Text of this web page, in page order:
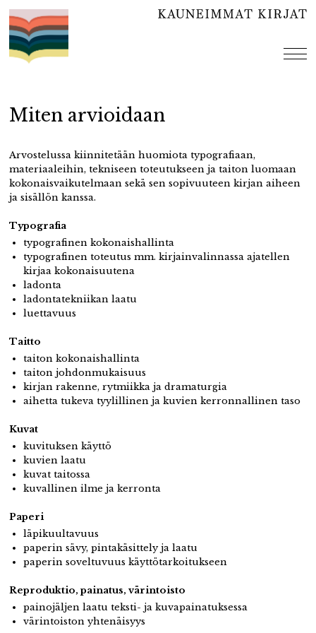
Hyppää
sisältöön
Miten arvioidaan
Arvostelussa kiinnitetään huomiota typografiaan,
materiaaleihin, tekniseen toteutukseen ja taiton luomaan
kokonaisvaikutelmaan sekä sen sopivuuteen kirjan aiheen
ja sisällön kanssa.
Typografia
typografinen kokonaishallinta
typografinen toteutus mm. kirjainvalinnassa ajatellen
kirjaa kokonaisuutena
ladonta
ladontatekniikan laatu
luettavuus
Taitto
taiton kokonaishallinta
taiton johdonmukaisuus
kirjan rakenne, rytmiikka ja dramaturgia
aihetta tukeva tyylillinen ja kuvien kerronnallinen taso
Kuvat
kuvituksen käyttö
kuvien laatu
kuvat taitossa
kuvallinen ilme ja kerronta
Paperi
läpikuultavuus
paperin sävy, pintakäsittely ja laatu
paperin soveltuvuus käyttötarkoitukseen
Reproduktio, painatus, värintoisto
painojäljen laatu teksti- ja kuvapainatuksessa
värintoiston yhtenäisyys